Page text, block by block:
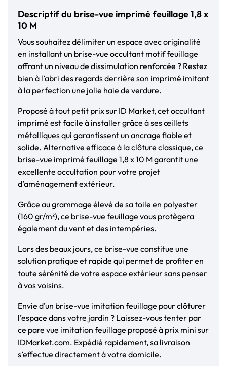
Descriptif du brise-vue imprimé feuillage 1,8 x
10 M
Vous souhaitez délimiter un espace avec originalité
en installant un brise-vue occultant motif feuillage
offrant un niveau de dissimulation renforcée ? Restez
bien à l’abri des regards derrière son imprimé imitant
à la perfection une jolie haie de verdure.
Proposé à tout petit prix sur ID Market, cet occultant
imprimé est facile à installer grâce à ses œillets
métalliques qui garantissent un ancrage fiable et
solide. Alternative efficace à la clôture classique, ce
brise-vue imprimé feuillage 1,8 x 10 M garantit une
excellente occultation pour votre projet
d’aménagement extérieur.
Grâce au grammage élevé de sa toile en polyester
(160 gr/m²), ce brise-vue feuillage vous protègera
également du vent et des intempéries.
Lors des beaux jours, ce brise-vue constitue une
solution pratique et rapide qui permet de profiter en
toute sérénité de votre espace extérieur sans penser
à vos voisins.
Envie d’un brise-vue imitation feuillage pour clôturer
l’espace dans votre jardin ? Laissez-vous tenter par
ce pare vue imitation feuillage proposé à prix mini sur
IDMarket.com. Expédié rapidement, sa livraison
s’effectue directement à votre domicile.